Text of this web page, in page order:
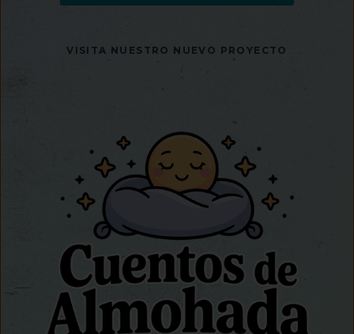
VISITA NUESTRO NUEVO PROYECTO